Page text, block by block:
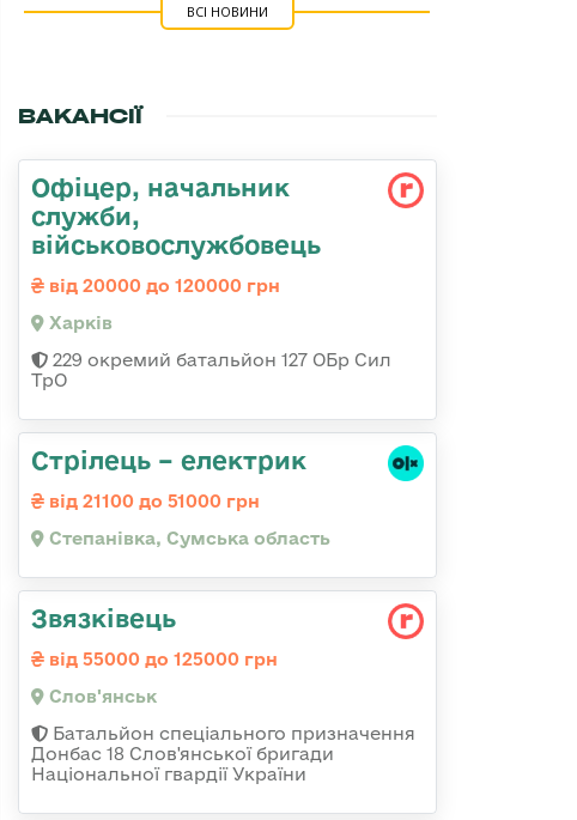
ВСІ НОВИНИ
ВАКАНСІЇ
Офіцер, начальник
служби,
військовослужбовець
від 20000 до 120000 грн
Харків
229 окремий батальйон 127 ОБр Сил
ТрО
Стрілець – електрик
від 21100 до 51000 грн
Степанівка, Сумська область
Звязківець
від 55000 до 125000 грн
Слов'янськ
Батальйон спеціального призначення
Донбас 18 Слов'янської бригади
Національної гвардії України